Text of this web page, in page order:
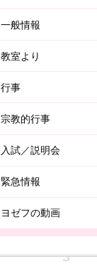
一般情報
教室より
行事
宗教的行事
入試／説明会
緊急情報
ヨゼフの動画